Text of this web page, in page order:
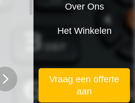
Over Ons
Het Winkelen
Vraag een offerte
aan